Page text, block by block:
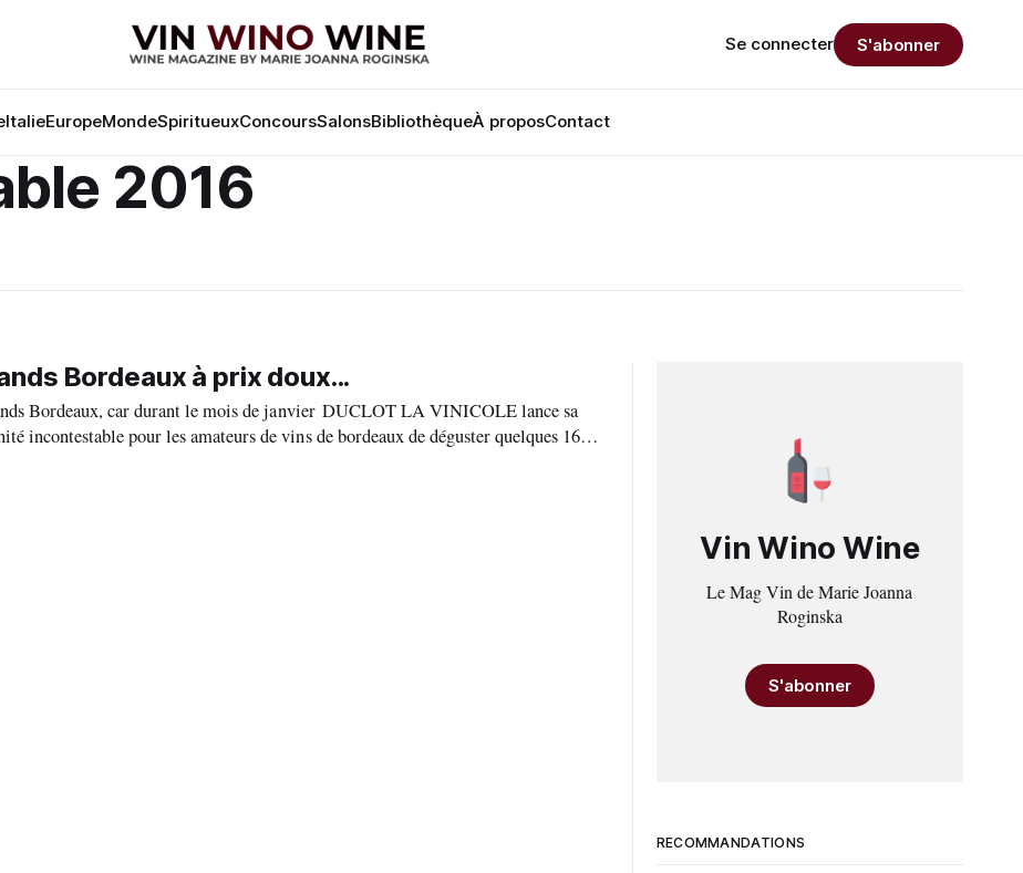
ItalieEuropeMondeSpiritueuxConcoursSalonsBibliothèqueÀ proposContact
Se connecter S'abonner
2016
Bordeaux à prix doux...
Bordeaux, car durant le mois de janvier DUCLOT LA VINICOLE lance sa
incontestable pour les amateurs de vins de bordeaux de déguster quelques 16
Vin Wino Wine
Le Mag Vin de Marie Joanna
Roginska
S'abonner
RECOMMANDATIONS